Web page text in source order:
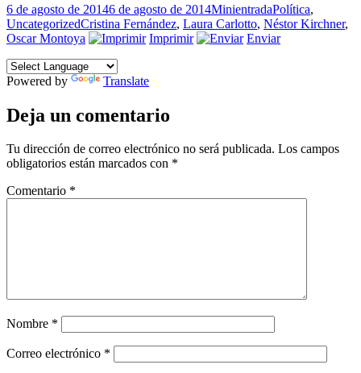
Publicado
el
6 de agosto de 20146 de agosto de 2014Formato
MinientradaCategorías
Política,
UncategorizedEtiquetas
Cristina Fernández, Laura Carlotto, Néstor Kirchner,
Oscar Montoya
Imprimir Enviar
Powered by Translate
Deja un comentario
Tu dirección de correo electrónico no será publicada. Los campos
obligatorios están marcados con *
Comentario *
Nombre *
Correo electrónico *